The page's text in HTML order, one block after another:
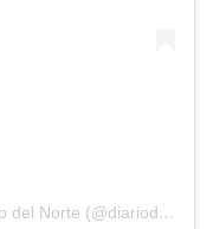
Una publicación compartida por Diario del Norte (@diariodelnorte)